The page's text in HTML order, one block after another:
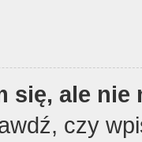
się, ale
czy